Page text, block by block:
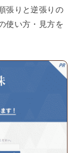
張りと逆張りの
使い方・見方を